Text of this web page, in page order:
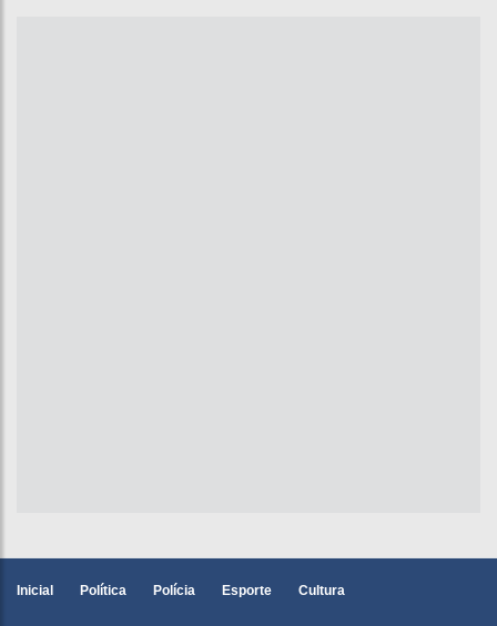
Inicial Política Polícia Esporte Cultura